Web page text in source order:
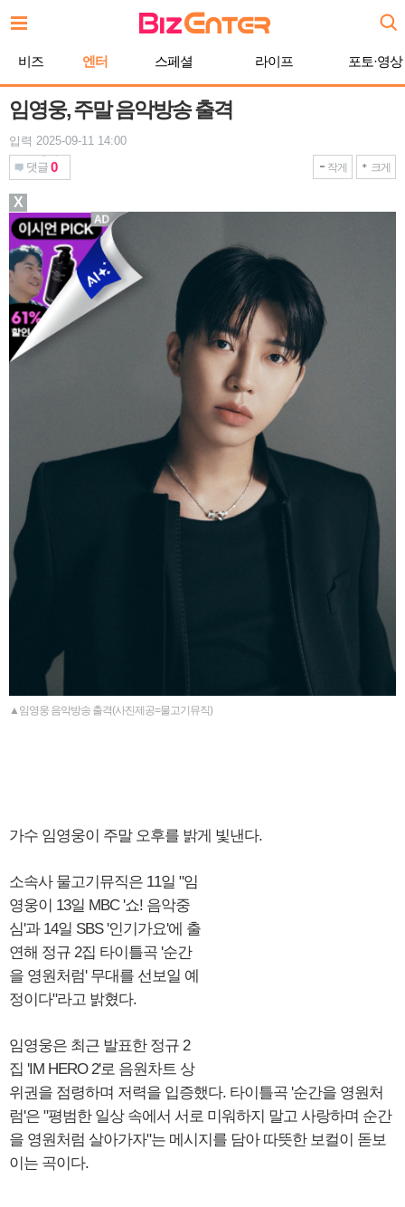
문
비즈 엔터 스페셜 라이프 포토·영상
임영웅, 주말 음악방송 출격
입력 2025-09-11 14:00
댓글 0 작게 크게
▲임영웅 음악방송 출격(사진제공=물고기뮤직)
가수 임영웅이 주말 오후를 밝게 빛낸다.
소속사 물고기뮤직은 11일 "임
영웅이 13일 MBC '쇼! 음악중
심'과 14일 SBS '인기가요'에 출
연해 정규 2집 타이틀곡 '순간
을 영원처럼' 무대를 선보일 예
정이다"라고 밝혔다.
임영웅은 최근 발표한 정규 2
집 'IM HERO 2'로 음원차트 상
위권을 점령하며 저력을 입증했다. 타이틀곡 '순간을 영원처
럼'은 "평범한 일상 속에서 서로 미워하지 말고 사랑하며 순간
을 영원처럼 살아가자"는 메시지를 담아 따뜻한 보컬이 돋보
이는 곡이다.
X